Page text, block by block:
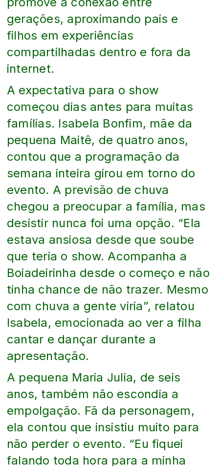
gerações, aproximando pais e
filhos em experiências
compartilhadas dentro e fora da
internet.
A expectativa para o show
começou dias antes para muitas
famílias. Isabela Bonfim, mãe da
pequena Maitê, de quatro anos,
contou que a programação da
semana inteira girou em torno do
evento. A previsão de chuva
chegou a preocupar a família, mas
desistir nunca foi uma opção. “Ela
estava ansiosa desde que soube
que teria o show. Acompanha a
Boiadeirinha desde o começo e não
tinha chance de não trazer. Mesmo
com chuva a gente viria”, relatou
Isabela, emocionada ao ver a filha
cantar e dançar durante a
apresentação.
A pequena Maria Julia, de seis
anos, também não escondia a
empolgação. Fã da personagem,
ela contou que insistiu muito para
não perder o evento. “Eu fiquei
falando toda hora para a minha